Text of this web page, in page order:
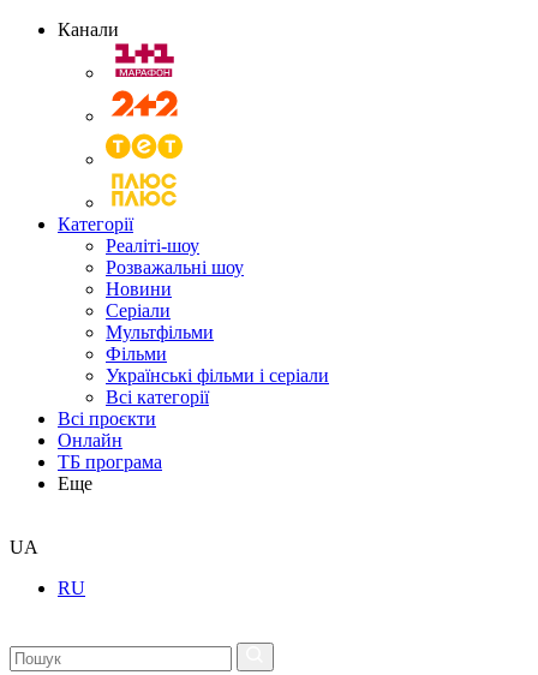
Канали
Категорії
Реаліті-шоу
Розважальні шоу
Новини
Серіали
Мультфільми
Фільми
Українські фільми і серіали
Всі категорії
Всі проєкти
Онлайн
ТБ програма
Еще
UA
RU